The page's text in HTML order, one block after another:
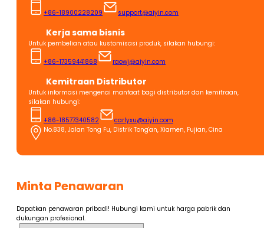
+86-18900228209 support@aiyin.com
Kerja sama bisnis
Untuk pembelian atau kustomisasi produk, silakan hubungi:
+86-17359441868 raowj@aiyin.com
Kemitraan Distributor
Untuk informasi mengenai manfaat bagi distributor dan kemitraan,
silakan hubungi:
+86-18577340582
carlyxu@aiyin.com
No.838, Jalan Tong Fu, Distrik Tong'an, Xiamen, Fujian, Cina
Minta Penawaran
Dapatkan penawaran pribadi! Hubungi kami untuk harga pabrik dan
dukungan profesional.